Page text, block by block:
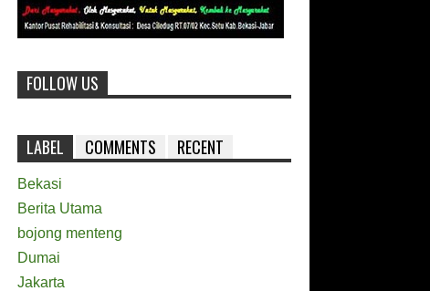
FOLLOW US
LABEL COMMENTS RECENT
Bekasi
Berita Utama
bojong menteng
Dumai
Jakarta